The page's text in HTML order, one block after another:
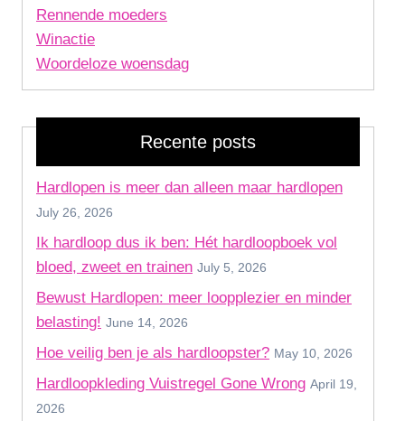
Rennende moeders
Winactie
Woordeloze woensdag
Recente posts
Hardlopen is meer dan alleen maar hardlopen
July 26, 2026
Ik hardloop dus ik ben: Hét hardloopboek vol
bloed, zweet en trainen July 5, 2026
Bewust Hardlopen: meer loopplezier en minder
belasting! June 14, 2026
Hoe veilig ben je als hardloopster? May 10, 2026
Hardloopkleding Vuistregel Gone Wrong April 19,
2026